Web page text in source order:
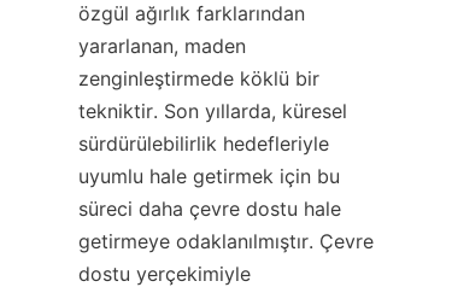
özgül ağırlık farklarından
yararlanan, maden
zenginleştirmede köklü bir
tekniktir. Son yıllarda, küresel
sürdürülebilirlik hedefleriyle
uyumlu hale getirmek için bu
süreci daha çevre dostu hale
getirmeye odaklanılmıştır. Çevre
dostu yerçekimiyle